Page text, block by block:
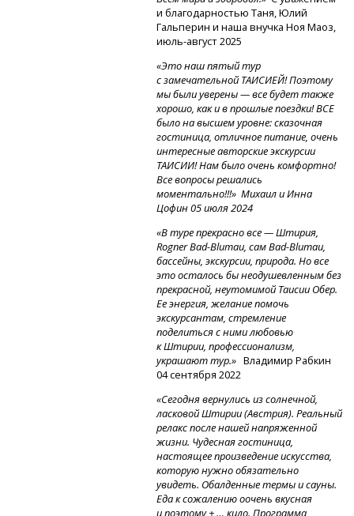
и благодарностью Таня, Юлий
Гальперин и наша внучка Ноя Маоз,
июль-август2025
«Это наш пятый тур
с замечательной ТАИСИЕЙ! Поэтому
мы были уверены — все будет также
хорошо, как и в прошлые поездки! ВСЕ
было на высшем уровне: сказочная
гостиница, отличное питание, очень
интересные авторские экскурсии
ТАИСИИ! Нам было очень комфортно!
Все вопросы решались
моментально!!!» Михаил и Инна
Цофин 05 июля 2024
«В туре прекрасно все — Штирия,
RognerBad-Blumau, самBad-Blumau,
бассейны, экскурсии, природа. Но все
это осталось бы неодушевленным без
прекрасной, неутомимой Таисии Обер.
Ее энергия, желание помочь
экскурсантам, стремление
поделиться с ними любовью
к Штирии, профессионализм,
украшают тур.» Владимир Рабкин
04 сентября 2022
«Сегодня вернулись из солнечной,
ласковой Штирии (Австрия). Реальный
релакс после нашей напряженной
жизни. Чудесная гостиница,
настоящее произведение искусства,
которую нужно обязательно
увидеть. Обалденные термы и сауны.
Еда к сожалению оочень вкусная
и поэтому + … кило. Программа,